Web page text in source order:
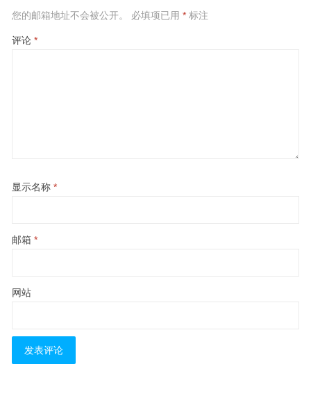
您的邮箱地址不会被公开。 必填项已用 *标注
评论 *
显示名称 *
邮箱 *
网站